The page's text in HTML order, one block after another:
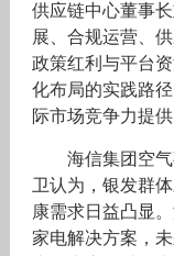
供应链中心董事
展、合规运营、
政策红利与平台
化布局的实践路
际市场竞争力提供
海信集团空
卫认为，银发群
康需求日益凸显
家电解决方案，